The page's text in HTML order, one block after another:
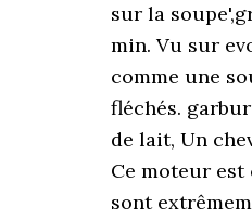
sur la
min. Vu sur
comme une
fléchés.
de lait, Un
Ce moteur est
sont